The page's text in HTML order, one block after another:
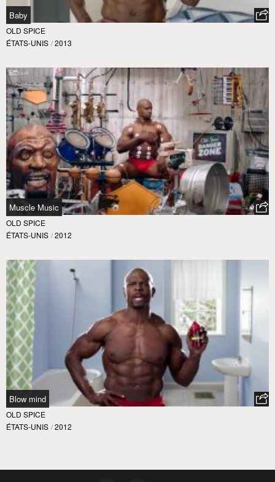
Baby
OLD SPICE
ÉTATS-UNIS / 2013
Muscle Music
OLD SPICE
ÉTATS-UNIS / 2012
Blow mind
OLD SPICE
ÉTATS-UNIS / 2012